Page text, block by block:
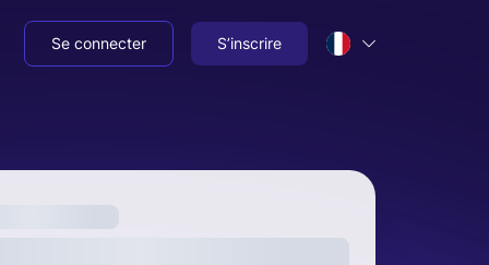
Se connecter S’inscrire